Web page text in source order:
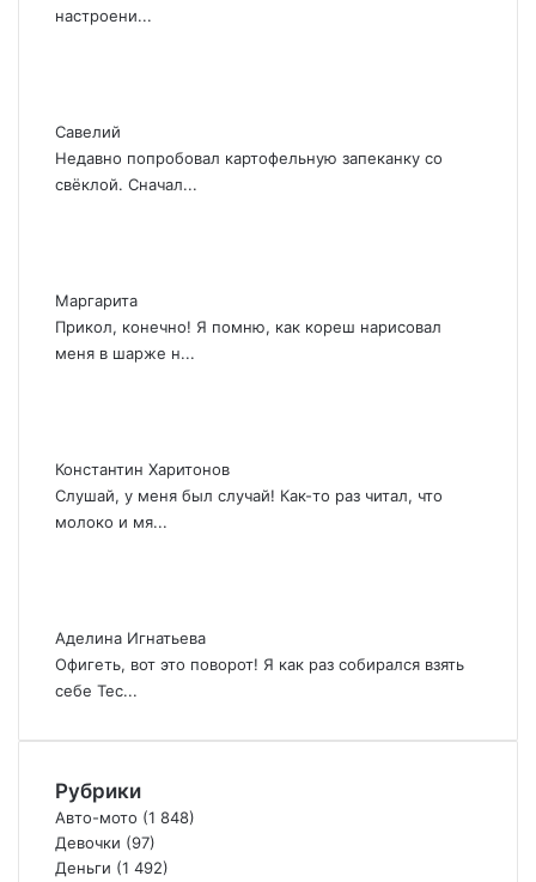
настроени...
Савелий
Недавно попробовал картофельную запеканку со
свёклой. Сначал...
Маргарита
Прикол, конечно! Я помню, как кореш нарисовал
меня в шарже н...
Константин Харитонов
Слушай, у меня был случай! Как-то раз читал, что
молоко и мя...
Аделина Игнатьева
Офигеть, вот это поворот! Я как раз собирался взять
себе Тес...
Рубрики
Авто-мото (1 848)
Девочки (97)
Деньги (1 492)